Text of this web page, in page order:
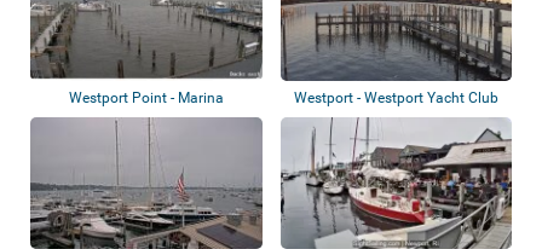
Westport Point - Marina Westport - Westport Yacht Club